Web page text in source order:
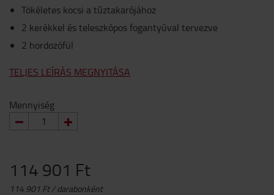
Tökéletes kocsi a tűztakarójához
2 kerékkel és teleszkópos fogantyúval tervezve
2 hordozófül
TELJES LEÍRÁS MEGNYITÁSA
Mennyiség
114 901 Ft
114 901 Ft / darabonként